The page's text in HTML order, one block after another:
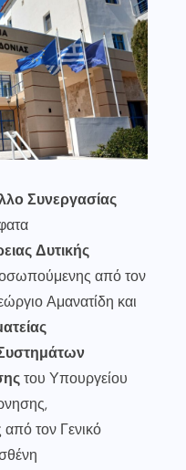
Συνεργασίας
Δυτικής
από τον
Αμανατίδη και
του Υπουργείου
τον Γενικό